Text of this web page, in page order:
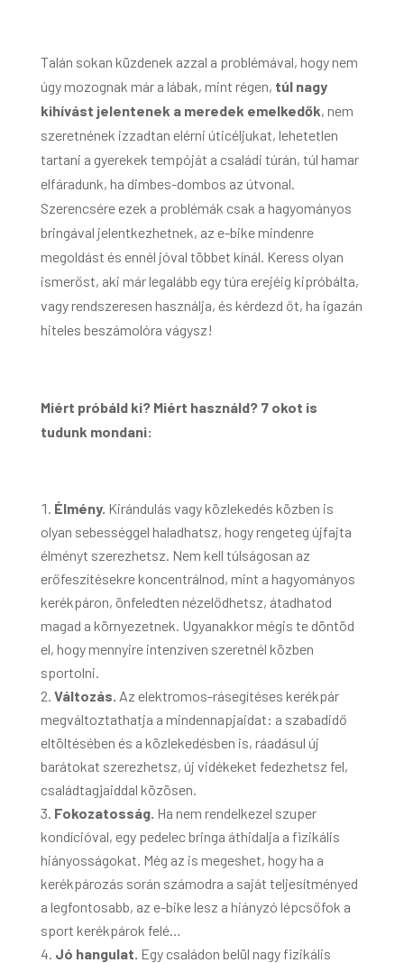
Talán sokan küzdenek azzal a problémával, hogy nem
úgy mozognak már a lábak, mint régen, túl nagy
kihívást jelentenek a meredek emelkedők, nem
szeretnének izzadtan elérni úticéljukat, lehetetlen
tartani a gyerekek tempóját a családi túrán, túl hamar
elfáradunk, ha dimbes-dombos az útvonal.
Szerencsére ezek a problémák csak a hagyományos
bringával jelentkezhetnek, az e-bike mindenre
megoldást és ennél jóval többet kínál. Keress olyan
ismerőst, aki már legalább egy túra erejéig kipróbálta,
vagy rendszeresen használja, és kérdezd őt, ha igazán
hiteles beszámolóra vágysz!
Miért próbáld ki? Miért használd? 7 okot is
tudunk mondani:
Élmény. Kirándulás vagy közlekedés közben is
olyan sebességgel haladhatsz, hogy rengeteg újfajta
élményt szerezhetsz. Nem kell túlságosan az
erőfeszítésekre koncentrálnod, mint a hagyományos
kerékpáron, önfeledten nézelődhetsz, átadhatod
magad a környezetnek. Ugyanakkor mégis te döntöd
el, hogy mennyire intenzíven szeretnél közben
sportolni.
Változás. Az elektromos-rásegítéses kerékpár
megváltoztathatja a mindennapjaidat: a szabadidő
eltöltésében és a közlekedésben is, ráadásul új
barátokat szerezhetsz, új vidékeket fedezhetsz fel,
családtagjaiddal közösen.
Fokozatosság. Ha nem rendelkezel szuper
kondícióval, egy pedelec bringa áthidalja a fizikális
hiányosságokat. Még az is megeshet, hogy ha a
kerékpározás során számodra a saját teljesítményed
a legfontosabb, az e-bike lesz a hiányzó lépcsőfok a
sport kerékpárok felé…
Jó hangulat. Egy családon belül nagy fizikális